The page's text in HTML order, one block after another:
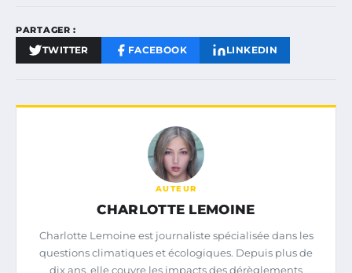
PARTAGER :
TWITTER FACEBOOK LINKEDIN
AUTEUR
CHARLOTTE LEMOINE
Charlotte Lemoine est journaliste spécialisée dans les
questions climatiques et écologiques. Depuis plus de
dix ans, elle couvre les impacts des dérèglements